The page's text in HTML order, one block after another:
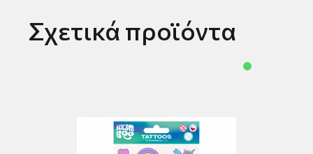
Σχετικά προϊόντα